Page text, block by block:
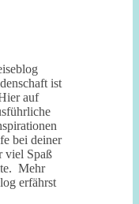
ist
auf
bei deiner
viel Spaß
Mehr
erfährst